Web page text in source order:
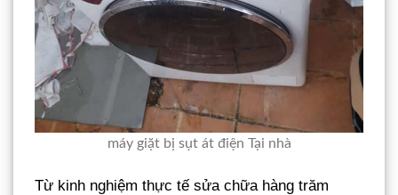
máy giặt bị sụt át điện Tại nhà
Từ kinh nghiệm thực tế sửa chữa hàng trăm